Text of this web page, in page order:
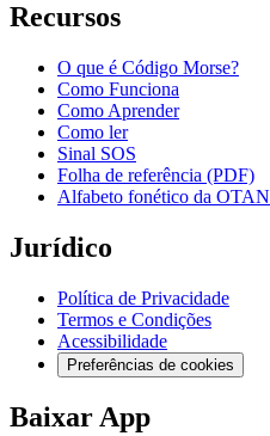
Recursos
O que é Código Morse?
Como Funciona
Como Aprender
Como ler
Sinal SOS
Folha de referência (PDF)
Alfabeto fonético da OTAN
Jurídico
Política de Privacidade
Termos e Condições
Acessibilidade
Preferências de cookies
Baixar App